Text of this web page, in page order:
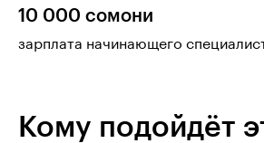
10 000 сомони
зарплата начинающего
Кому подойдёт